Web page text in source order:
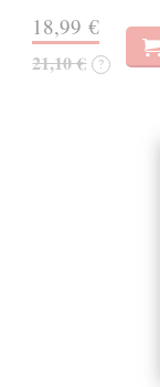
18,99 €
21,10 € ?